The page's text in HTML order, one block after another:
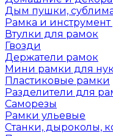
Дым пушки,
Рамка и
Втулки для рамок
Гвозди
Держатели рамок
Мини рамки для
Пластиковые рамки
Разделители для
Саморезы
Рамки ульевые
Станки, дыроколы,